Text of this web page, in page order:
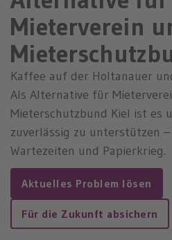
Mieterverein
Kaffee auf der Holtanauer
Als Alternative für
Mieterschutzbund Kiel ist es
zuverlässig zu unterstützen
Wartezeiten und Papierkrieg.
Aktuelles Problem lösen
Für die Zukunft absichern